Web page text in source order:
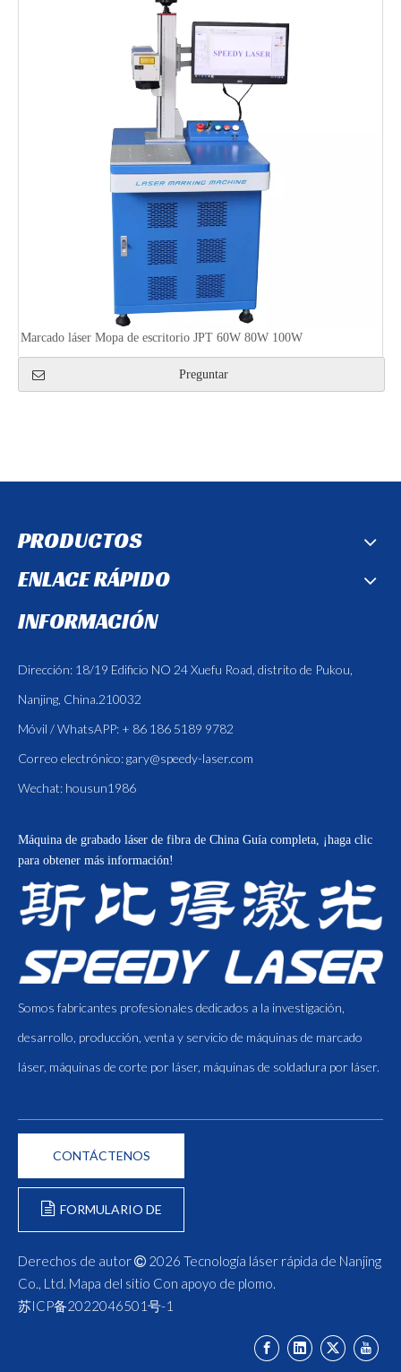
Marcado láser Mopa de escritorio JPT 60W 80W 100W
Preguntar
PRODUCTOS
ENLACE RÁPIDO
INFORMACIÓN
Dirección: 18/19 Edificio NO 24 Xuefu Road, distrito de Pukou,
Nanjing, China.210032
Móvil / WhatsAPP: + 86 186 5189 9782
Correo electrónico:gary@speedy-laser.com
Wechat: housun1986
Máquina de grabado láser de fibra de China Guía completa, ¡haga clic
para obtener más información!
Somos fabricantes profesionales dedicados a la investigación,
desarrollo, producción, venta y servicio de máquinas de marcado
láser, máquinas de corte por láser, máquinas de soldadura por láser.
CONTÁCTENOS
FORMULARIO DE
Derechos de autor  2026 Tecnología láser rápida de Nanjing
Co., Ltd. Mapa del sitio Con apoyo de plomo.
苏ICP备2022046501号-1